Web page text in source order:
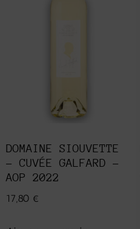
DOMAINE SIOUVETTE
– CUVÉE GALFARD –
AOP 2022
17,80 €